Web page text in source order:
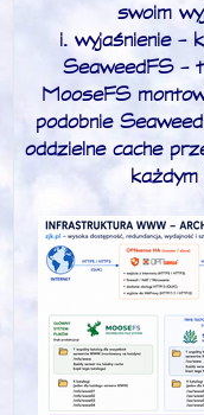
swoim
i. wyjaśnienie -
SeaweedFS -
MooseFS
podobnie
oddzielne cache